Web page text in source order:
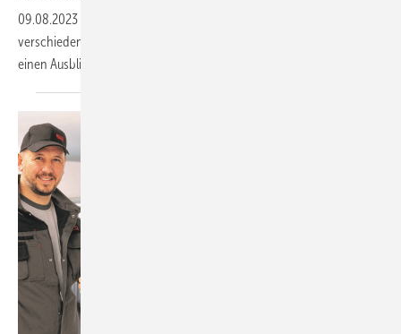
09.08.2023
verschiedene Systeme zur Speicherung von Wärmeenergie und gibt
einen Ausblick auf die zukünftige